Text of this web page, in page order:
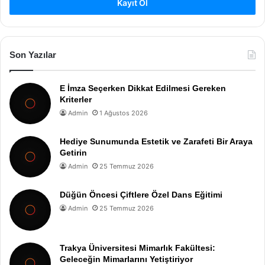
Kayıt Ol
Son Yazılar
E İmza Seçerken Dikkat Edilmesi Gereken
Kriterler
Admin 1 Ağustos 2026
Hediye Sunumunda Estetik ve Zarafeti Bir Araya
Getirin
Admin 25 Temmuz 2026
Düğün Öncesi Çiftlere Özel Dans Eğitimi
Admin 25 Temmuz 2026
Trakya Üniversitesi Mimarlık Fakültesi:
Geleceğin Mimarlarını Yetiştiriyor